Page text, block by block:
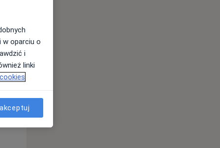
Wt,
11 Sie
w oparciu o
i
linki